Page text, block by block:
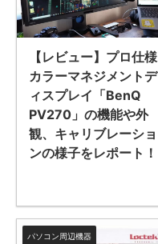
【レビュー】プロ仕様
カラーマネジメントデ
ィスプレイ「BenQ
PV270」の機能や外
観、キャリブレーショ
ンの様子をレポート！
パソコン周辺機器